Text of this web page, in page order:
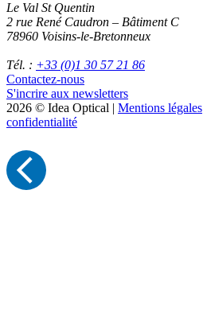
Le Val St Quentin
2 rue René Caudron – Bâtiment C
78960 Voisins-le-Bretonneux
Tél. : +33 (0)1 30 57 21 86
Contactez-nous
S'incrire aux newsletters
2026 © Idea Optical | Mentions légales
confidentialité